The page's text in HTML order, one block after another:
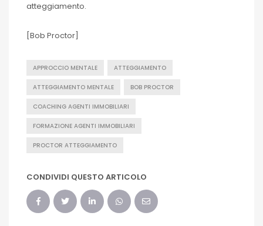
atteggiamento.
[Bob Proctor]
APPROCCIO MENTALE ATTEGGIAMENTO
ATTEGGIAMENTO MENTALE BOB PROCTOR
COACHING AGENTI IMMOBILIARI
FORMAZIONE AGENTI IMMOBILIARI
PROCTOR ATTEGGIAMENTO
CONDIVIDI QUESTO ARTICOLO